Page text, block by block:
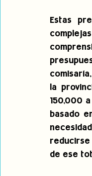
Estas
la
150,000
basado
reducirse
de ese